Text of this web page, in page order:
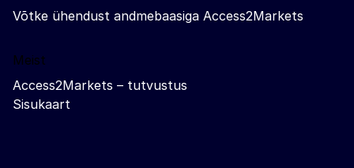
Võtke ühendust andmebaasiga Access2Markets
Meist
Access2Markets – tutvustus
Sisukaart